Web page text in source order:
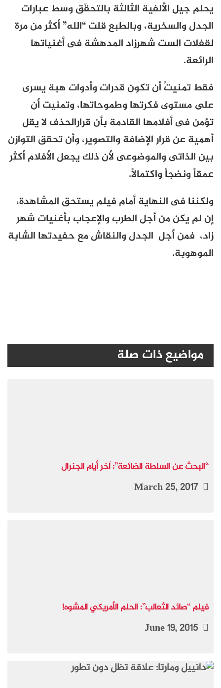
يحلم جيل الألفية الثالثة بالتحقّق وسط عبارات
الجدل والسخرية، وبالطبع قلت “الله” أكثر من مرة
لقفلات الست شهرزاد المدهشة فى أغنياتها
الرائعة.
فقط تمنيتُ أن تكون قدرات وأدوات هبة يسرى
على مستوى فكرتها وطموحاتها، وتمنيت أن
تؤمن فى أفلامها القادمة بأن قرارالحذف لا يقل
أهمية عن قرار الإضافة والتصوير، وأن تحقق التوازن
بين الذاتى والموضوعى لأن ذلك يجعل الأفلام أكثر
عمقاً ونضجاً واكتمالاً.
ولكننا فى النهاية أمام فيلم يستحق المشاهدة،
إن لم يكن من أجل الطرب والإعجاب بأغنيات شهر
زاد، فمن أجل الجدل والنقاش مع حفيدتها الشابة
الموهوبة.
مواضيع ذات صلة
“البحث عن السلطة الضائعة”: آخر أيام الجنرال
March 25, 2017
فيلم “صائد الثعالب”: الحلم الأمريكي المشوه!